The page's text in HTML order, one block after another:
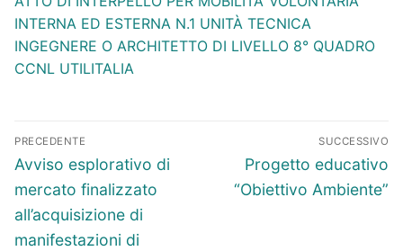
INTERNA ED ESTERNA N.1 UNITÀ TECNICA
INGEGNERE O ARCHITETTO DI LIVELLO 8° QUADRO
CCNL UTILITALIA
Navigazione
articoli
PRECEDENTE
Articolo
precedente:
Avviso esplorativo di
mercato finalizzato
all’acquisizione di
manifestazioni di
SUCCESSIVO
Articolo
successivo:
Progetto educativo
“Obiettivo Ambiente”